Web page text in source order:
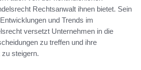
Rechtsanwalt ihnen bietet. Sein
und Trends im
versetzt Unternehmen in die
zu treffen und ihre
steigern.